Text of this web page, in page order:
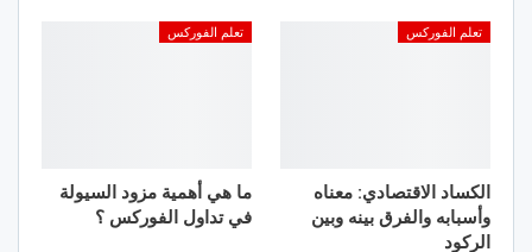
تعلم الفوركس
الكساد الاقتصادي: معناه
وأسبابه والفرق بينه وبين
الركود
تعلم الفوركس
ما هي أهمية مزود السيولة
في تداول الفوركس ؟